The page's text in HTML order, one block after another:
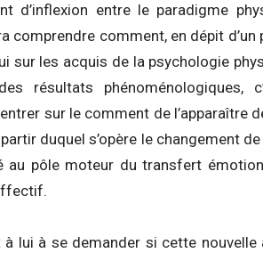
d’inflexion entre le paradigme
comprendre comment, en dépit
sur les acquis de la psychologie
phénoménologiques,
sur le comment de l’apparaître
duquel s’opère le changement
pôle moteur du transfert
lui à se demander si cette